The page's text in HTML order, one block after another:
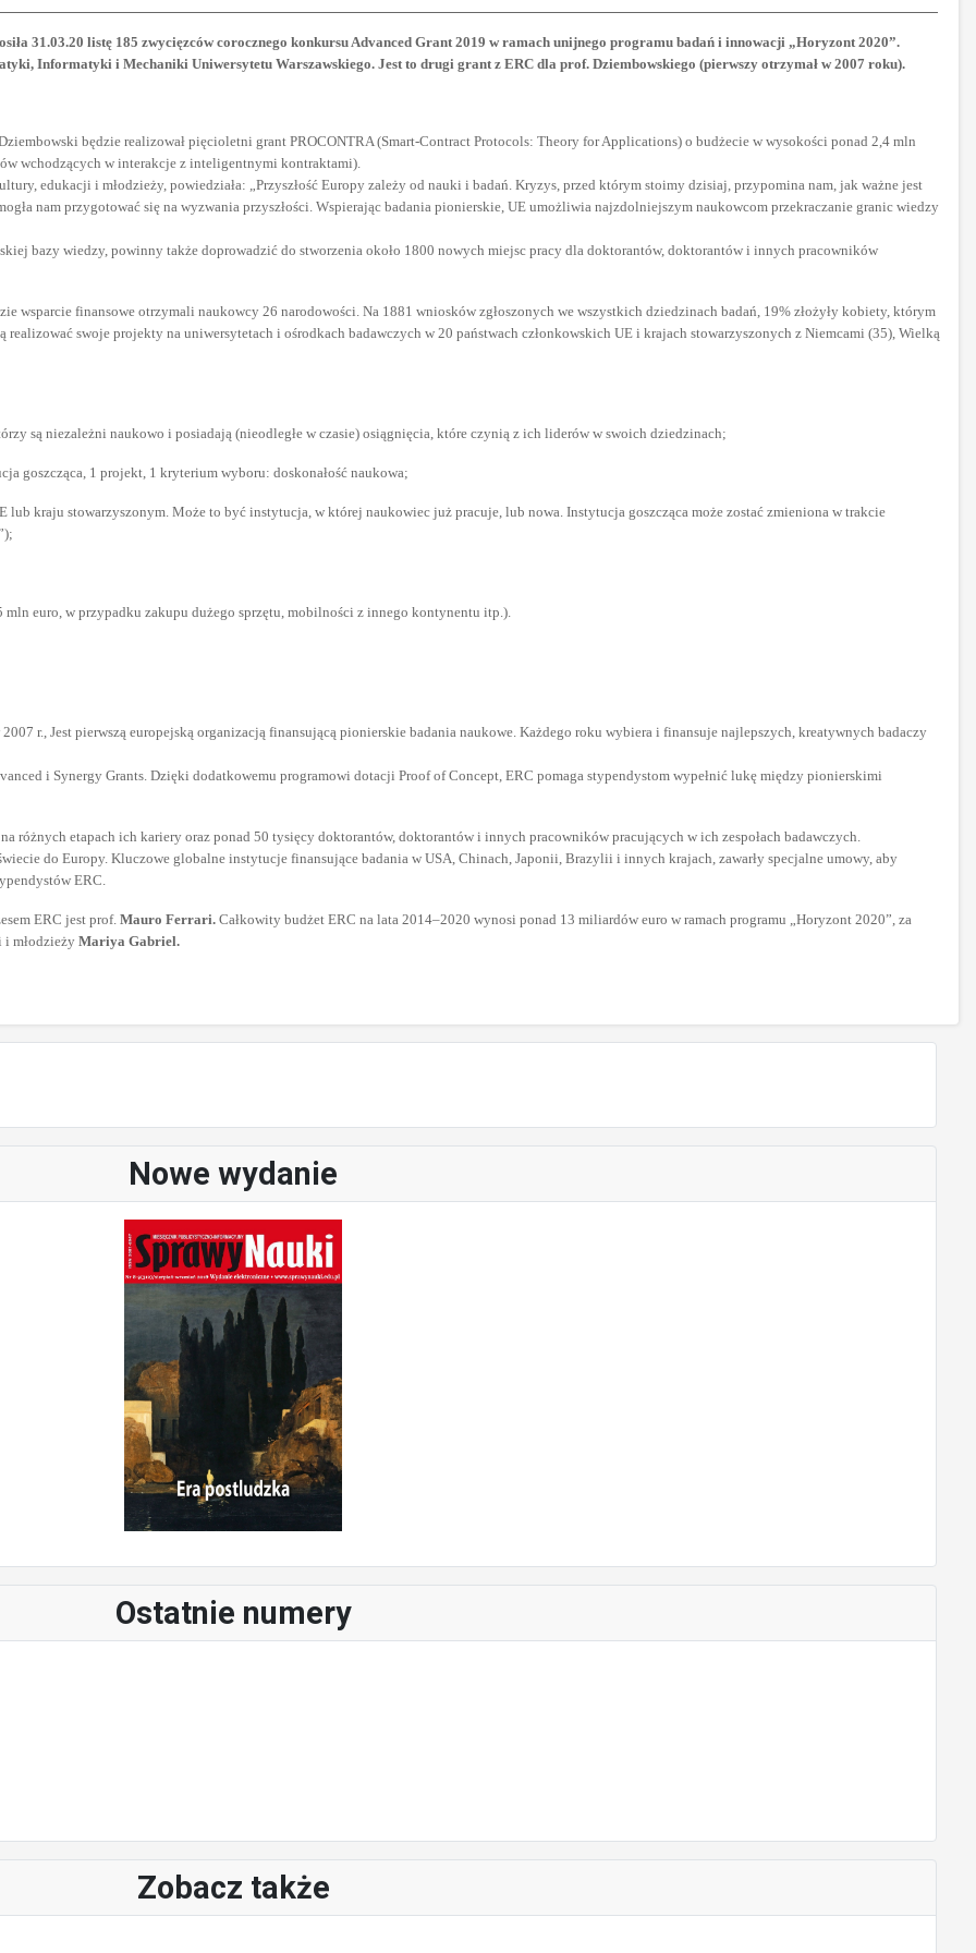
Nowe wydanie
Ostatnie numery
Zobacz także
31.03.20 listę 185 zwycięzców corocznego konkursu Advanced Grant 2019 w ramach unijnego programu badań i innowacji „Horyzont 2020”.
Informatyki i Mechaniki Uniwersytetu Warszawskiego. Jest to drugi grant z ERC dla prof. Dziembowskiego (pierwszy otrzymał w 2007 roku).
będzie realizował pięcioletni grant PROCONTRA (Smart-Contract Protocols: Theory for Applications) o budżecie w wysokości ponad 2,4 mln
wchodzących w interakcje z inteligentnymi kontraktami).
edukacji i młodzieży, powiedziała: „Przyszłość Europy zależy od nauki i badań. Kryzys, przed którym stoimy dzisiaj, przypomina nam, jak ważne jest
nam przygotować się na wyzwania przyszłości. Wspierając badania pionierskie, UE umożliwia najzdolniejszym naukowcom przekraczanie granic wiedzy
bazy wiedzy, powinny także doprowadzić do stworzenia około 1800 nowych miejsc pracy dla doktorantów, doktorantów i innych pracowników
wsparcie finansowe otrzymali naukowcy 26 narodowości. Na 1881 wniosków zgłoszonych we wszystkich dziedzinach badań, 19% złożyły kobiety, którym
swoje projekty na uniwersytetach i ośrodkach badawczych w 20 państwach członkowskich UE i krajach stowarzyszonych z Niemcami (35), Wielką
są niezależni naukowo i posiadają (nieodległe w czasie) osiągnięcia, które czynią z ich liderów w swoich dziedzinach;
goszcząca, 1 projekt, 1 kryterium wyboru: doskonałość naukowa;
kraju stowarzyszonym. Może to być instytucja, w której naukowiec już pracuje, lub nowa. Instytucja goszcząca może zostać zmieniona w trakcie
euro, w przypadku zakupu dużego sprzętu, mobilności z innego kontynentu itp.).
r., Jest pierwszą europejską organizacją finansującą pionierskie badania naukowe. Każdego roku wybiera i finansuje najlepszych, kreatywnych badaczy
i Synergy Grants. Dzięki dodatkowemu programowi dotacji Proof of Concept, ERC pomaga stypendystom wypełnić lukę między pionierskimi
różnych etapach ich kariery oraz ponad 50 tysięcy doktorantów, doktorantów i innych pracowników pracujących w ich zespołach badawczych.
do Europy. Kluczowe globalne instytucje finansujące badania w USA, Chinach, Japonii, Brazylii i innych krajach, zawarły specjalne umowy, aby
ERC.
ERC jest prof. Mauro Ferrari. Całkowity budżet ERC na lata 2014–2020 wynosi ponad 13 miliardów euro w ramach programu „Horyzont 2020”, za
i młodzieży Mariya Gabriel.